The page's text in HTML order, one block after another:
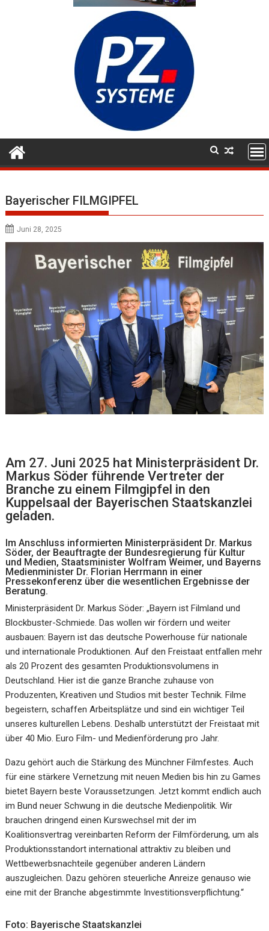
Bayerischer FILMGIPFEL
Juni 28, 2025
Am 27. Juni 2025 hat Ministerpräsident Dr.
Markus Söder führende Vertreter der
Branche zu einem Filmgipfel in den
Kuppelsaal der Bayerischen Staatskanzlei
geladen.
Im Anschluss informierten Ministerpräsident Dr. Markus
Söder, der Beauftragte der Bundesregierung für Kultur
und Medien, Staatsminister Wolfram Weimer, und Bayerns
Medienminister Dr. Florian Herrmann in einer
Pressekonferenz über die wesentlichen Ergebnisse der
Beratung.
Ministerpräsident Dr. Markus Söder: „Bayern ist Filmland und
Blockbuster-Schmiede. Das wollen wir fördern und weiter
ausbauen: Bayern ist das deutsche Powerhouse für nationale
und internationale Produktionen. Auf den Freistaat entfallen mehr
als 20 Prozent des gesamten Produktionsvolumens in
Deutschland. Hier ist die ganze Branche zuhause von
Produzenten, Kreativen und Studios mit bester Technik. Filme
begeistern, schaffen Arbeitsplätze und sind ein wichtiger Teil
unseres kulturellen Lebens. Deshalb unterstützt der Freistaat mit
über 40 Mio. Euro Film- und Medienförderung pro Jahr.
Dazu gehört auch die Stärkung des Münchner Filmfestes. Auch
für eine stärkere Vernetzung mit neuen Medien bis hin zu Games
bietet Bayern beste Voraussetzungen. Jetzt kommt endlich auch
im Bund neuer Schwung in die deutsche Medienpolitik. Wir
brauchen dringend einen Kurswechsel mit der im
Koalitionsvertrag vereinbarten Reform der Filmförderung, um als
Produktionsstandort international attraktiv zu bleiben und
Wettbewerbsnachteile gegenüber anderen Ländern
auszugleichen. Dazu gehören steuerliche Anreize genauso wie
eine mit der Branche abgestimmte Investitionsverpflichtung.“
Foto: Bayerische Staatskanzlei